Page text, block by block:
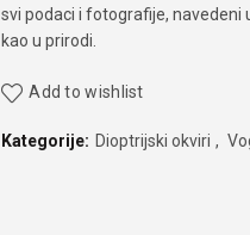
svi podaci i fotografije, navedeni
kao u prirodi.
Add to wishlist
Kategorije: Dioptrijski okviri ,